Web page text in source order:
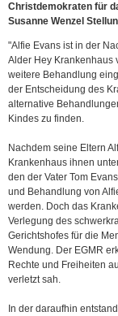
Christdemokraten für
Susanne Wenzel
"Alfie Evans ist in der
Alder Hey Krankenhaus
weitere Behandlung
der Entscheidung des
alternative
Kindes zu finden.
Nachdem seine Eltern
Krankenhaus ihnen
den der Vater Tom
und Behandlung von
werden. Doch das
Verlegung des
Gerichtshofes für die
Wendung. Der EGMR
Rechte und Freiheiten
verletzt sah.
In der daraufhin